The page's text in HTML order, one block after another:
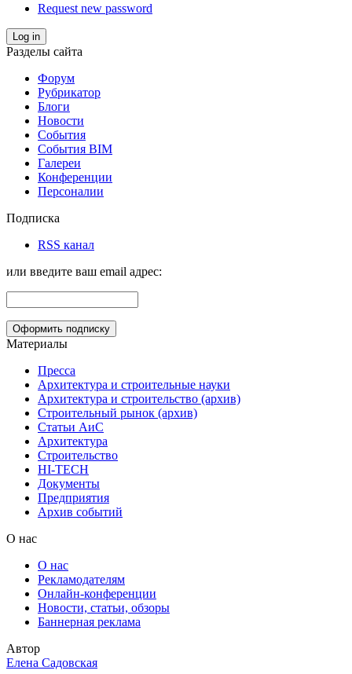
Request new password
Log in
Разделы сайта
Форум
Рубрикатор
Блоги
Новости
События
События BIM
Галереи
Конференции
Персоналии
Подписка
RSS канал
или введите ваш email адрес:
Материалы
Пресса
Архитектура и строительные науки
Архитектура и строительство (архив)
Строительный рынок (архив)
Статьи АиС
Архитектура
Строительство
HI-TECH
Документы
Предприятия
Архив событий
О нас
О нас
Рекламодателям
Онлайн-конференции
Новости, статьи, обзоры
Баннерная реклама
Автор
Елена Садовская